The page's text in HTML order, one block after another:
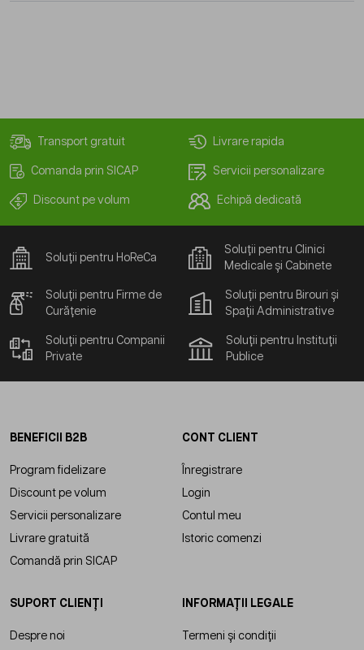
Transport gratuit Livrare rapida
Comanda prin SICAP Servicii personalizare
Discount pe volum Echipă dedicată
Soluții pentru HoReCa
Soluții pentru Clinici
Medicale și Cabinete
Soluții pentru Firme de
Curățenie
Soluții pentru Birouri și
Spații Administrative
Soluții pentru Companii
Private
Soluții pentru Instituții
Publice
BENEFICII B2B
Program fidelizare
Discount pe volum
Servicii personalizare
Livrare gratuită
Comandă prin SICAP
CONT CLIENT
Înregistrare
Login
Contul meu
Istoric comenzi
SUPORT CLIENȚI
Despre noi
INFORMAȚII LEGALE
Termeni și condiții